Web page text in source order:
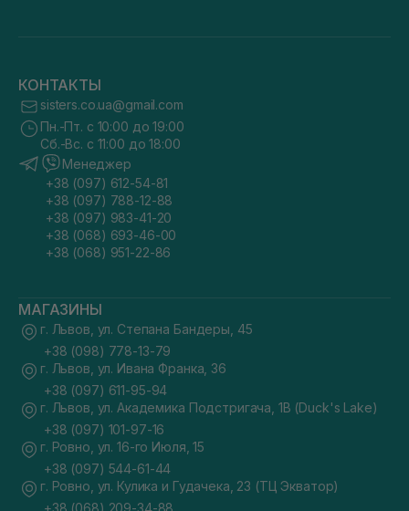
КОНТАКТЫ
sisters.co.ua@gmail.com
Пн.-Пт. с 10:00 до 19:00
Сб.-Вс. с 11:00 до 18:00
Менеджер
+38 (097) 612-54-81
+38 (097) 788-12-88
+38 (097) 983-41-20
+38 (068) 693-46-00
+38 (068) 951-22-86
МАГАЗИНЫ
г. Львов, ул. Степана Бандеры, 45
+38 (098) 778-13-79
г. Львов, ул. Ивана Франка, 36
+38 (097) 611-95-94
г. Львов, ул. Академика Подстригача, 1В (Duck's Lake)
+38 (097) 101-97-16
г. Ровно, ул. 16-го Июля, 15
+38 (097) 544-61-44
г. Ровно, ул. Кулика и Гудачека, 23 (ТЦ Экватор)
+38 (068) 209-34-88